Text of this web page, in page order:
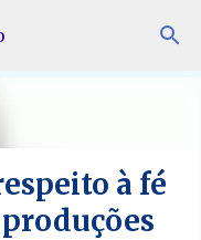
principal
à fé